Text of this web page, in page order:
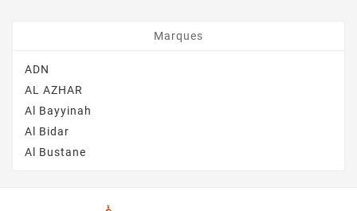
Marques
ADN
AL AZHAR
Al Bayyinah
Al Bidar
Al Bustane